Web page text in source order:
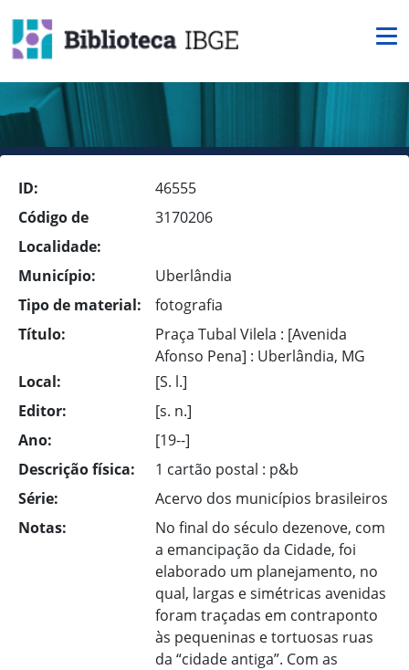
ID:
46555
Código de
Localidade:
3170206
Município:
Uberlândia
Tipo de material:
fotografia
Título:
Praça Tubal Vilela : [Avenida
Afonso Pena] : Uberlândia, MG
Local:
[S. l.]
Editor:
[s. n.]
Ano:
[19--]
Descrição física:
1 cartão postal : p&b
Série:
Acervo dos municípios brasileiros
Notas:
No final do século dezenove, com
a emancipação da Cidade, foi
elaborado um planejamento, no
qual, largas e simétricas avenidas
foram traçadas em contraponto
às pequeninas e tortuosas ruas
da “cidade antiga”. Com as